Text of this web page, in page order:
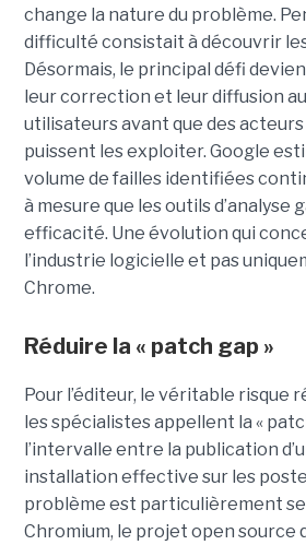
change la nature du problème.
difficulté consistait à découvrir
Désormais, le principal défi
leur correction et leur diffusion
utilisateurs avant que des
puissent les exploiter. Google
volume de failles identifiées
à mesure que les outils d’analyse
efficacité. Une évolution qui
l’industrie logicielle et pas
Chrome.
Réduire la « patch gap »
Pour l’éditeur, le véritable risque
les spécialistes appellent la «
l’intervalle entre la publication
installation effective sur les
problème est particulièrement
Chromium, le projet open source